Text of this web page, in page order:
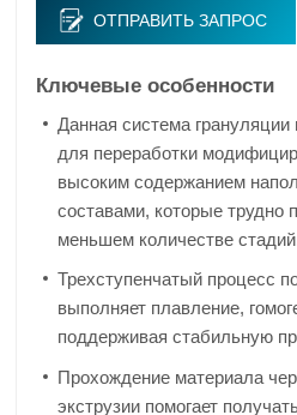
ОТПРАВИТЬ ЗАПРОС
Ключевые особенности
Данная система
для переработки
высоким содержанием
составами, которые трудно
меньшем количестве
Трехступенчатый процесс
выполняет плавление,
поддерживая стабильную
Прохождение материала
экструзии помогает